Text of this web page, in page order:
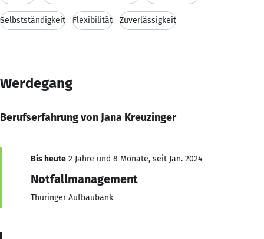
Selbstständigkeit Flexibilität Zuverlässigkeit
Werdegang
Berufserfahrung von Jana Kreuzinger
Bis heute 2 Jahre und 8 Monate, seit Jan. 2024
Notfallmanagement
Thüringer Aufbaubank